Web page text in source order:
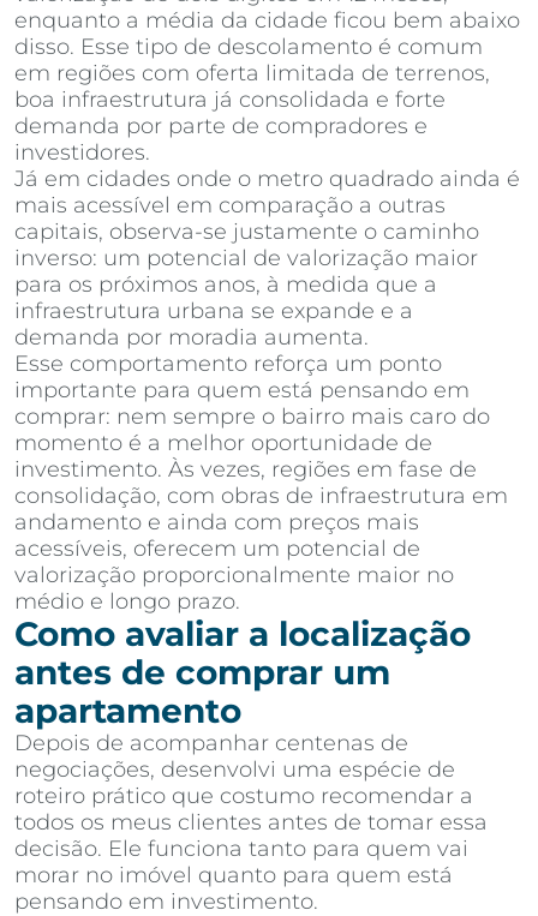
enquanto a média da cidade ficou bem abaixo
disso. Esse tipo de descolamento é comum
em regiões com oferta limitada de terrenos,
boa infraestrutura já consolidada e forte
demanda por parte de compradores e
investidores.
Já em cidades onde o metro quadrado ainda é
mais acessível em comparação a outras
capitais, observa-se justamente o caminho
inverso: um potencial de valorização maior
para os próximos anos, à medida que a
infraestrutura urbana se expande e a
demanda por moradia aumenta.
Esse comportamento reforça um ponto
importante para quem está pensando em
comprar: nem sempre o bairro mais caro do
momento é a melhor oportunidade de
investimento. Às vezes, regiões em fase de
consolidação, com obras de infraestrutura em
andamento e ainda com preços mais
acessíveis, oferecem um potencial de
valorização proporcionalmente maior no
médio e longo prazo.
Como avaliar a localização
antes de comprar um
apartamento
Depois de acompanhar centenas de
negociações, desenvolvi uma espécie de
roteiro prático que costumo recomendar a
todos os meus clientes antes de tomar essa
decisão. Ele funciona tanto para quem vai
morar no imóvel quanto para quem está
pensando em investimento.